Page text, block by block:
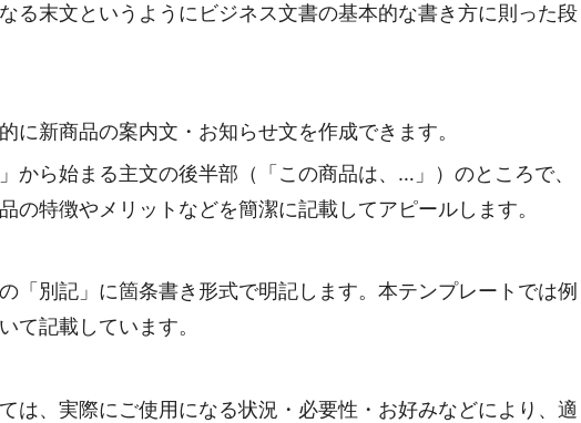
る末文というようにビジネス文書の基本的な書き方に則った段
に新商品の案内文・お知らせ文を作成できます。
から始まる主文の後半部（「この商品は、…」）のところで、
の特徴やメリットなどを簡潔に記載してアピールします。
「別記」に箇条書き形式で明記します。本テンプレートでは例
て記載しています。
は、実際にご使用になる状況・必要性・お好みなどにより、適